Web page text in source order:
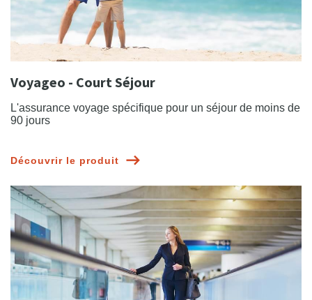
Voyageo - Court Séjour
L'assurance voyage spécifique pour un séjour de moins de
90 jours
Découvrir le produit